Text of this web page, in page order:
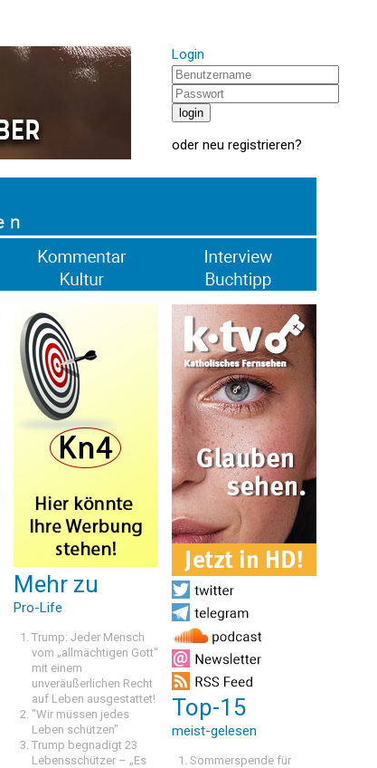
Login
oder neu registrieren?
Mehr zu
Pro-Life
Trump: Jeder Mensch
vom „allmächtigen Gott“
mit einem
unveräußerlichen Recht
auf Leben ausgestattet!
"Wir müssen jedes
Leben schützen"
Trump begnadigt 23
Lebensschützer – „Es
Top-15
meist-gelesen
Sommerspende für